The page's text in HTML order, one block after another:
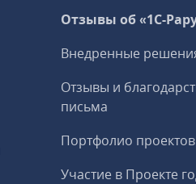
Отзывы об «1С-
Внедренные
Отзывы и
письма
Портфолио проектов
Участие в Проекте